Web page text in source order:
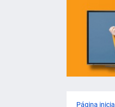
Página inicial